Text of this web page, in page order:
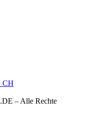
.DE – Alle Rechte